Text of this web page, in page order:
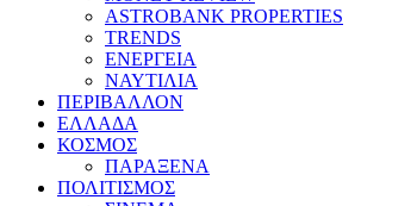
ASTROBANK PROPERTIES
TRENDS
ΕΝΕΡΓΕΙΑ
ΝΑΥΤΙΛΙΑ
ΠΕΡΙΒΑΛΛΟΝ
ΕΛΛΑΔΑ
ΚΟΣΜΟΣ
ΠΑΡΑΞΕΝΑ
ΠΟΛΙΤΙΣΜΟΣ